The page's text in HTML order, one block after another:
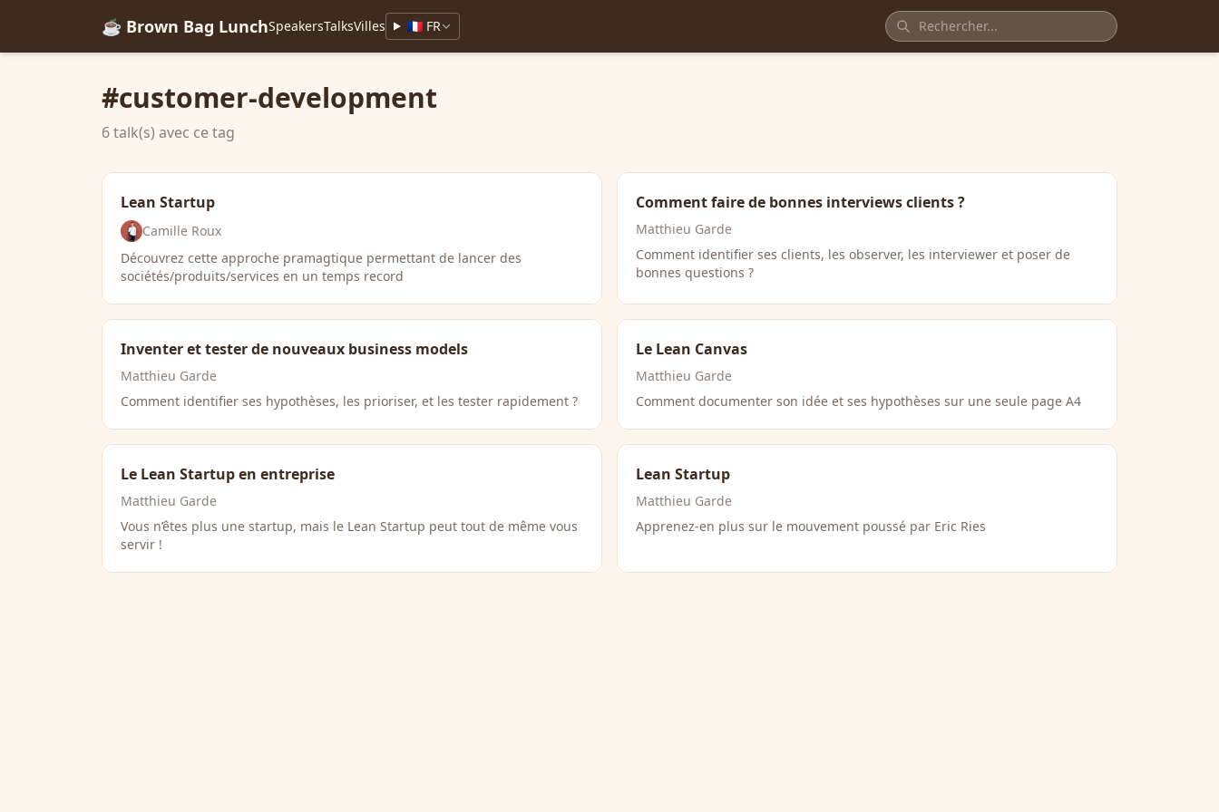
☕ Brown Bag LunchSpeakersTalksVilles 🇫🇷 FR
#customer-development
6 talk(s) avec ce tag
Lean Startup
Camille Roux
Découvrez cette approche pramagtique permettant de lancer des
sociétés/produits/services en un temps record
Comment faire de bonnes interviews clients ?
Matthieu Garde
Comment identifier ses clients, les observer, les interviewer et poser de
bonnes questions ?
Inventer et tester de nouveaux business models
Matthieu Garde
Comment identifier ses hypothèses, les prioriser, et les tester rapidement ?
Le Lean Canvas
Matthieu Garde
Comment documenter son idée et ses hypothèses sur une seule page A4
Le Lean Startup en entreprise
Matthieu Garde
Vous n’êtes plus une startup, mais le Lean Startup peut tout de même vous
servir !
Lean Startup
Matthieu Garde
Apprenez-en plus sur le mouvement poussé par Eric Ries